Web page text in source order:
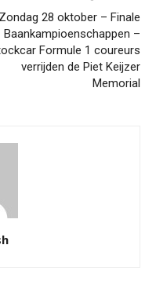
Zondag 28 oktober – Finale
Baankampioenschappen –
Formule 1 coureurs
verrijden de Piet Keijzer
Memorial